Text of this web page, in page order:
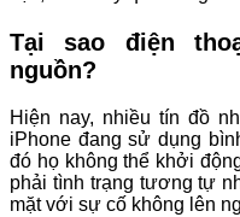
Tại sao điện
nguồn?
Hiện nay, nhiều tín đồ
iPhone đang sử dụng
đó họ không thể khởi
phải tình trạng tương tự
mặt với sự cố không lên